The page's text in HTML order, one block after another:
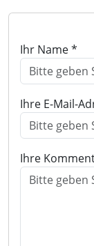
Ihr Name *
Ihre E-Mail-
Ihre